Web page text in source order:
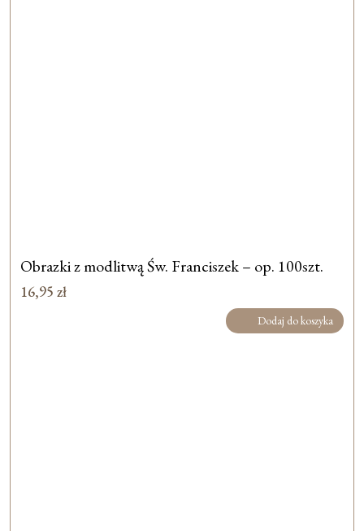
Obrazki z modlitwą Św. Franciszek – op. 100szt.
16,95 zł
Dodaj do koszyka